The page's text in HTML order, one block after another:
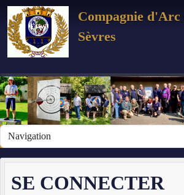
Compagnie d'Arc
Sèvres
SE CONNECTER
Panneau de gestion des cookies